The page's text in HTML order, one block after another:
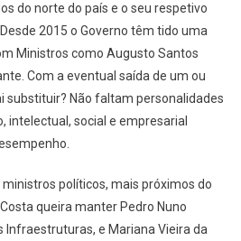
do norte do país e o seu respetivo
2015 o Governo têm tido uma
Ministros como Augusto Santos
Com a eventual saída de um ou
substituir? Não faltam personalidades
intelectual, social e empresarial
políticos, mais próximos do
queira manter Pedro Nuno
Infraestruturas, e Mariana Vieira da